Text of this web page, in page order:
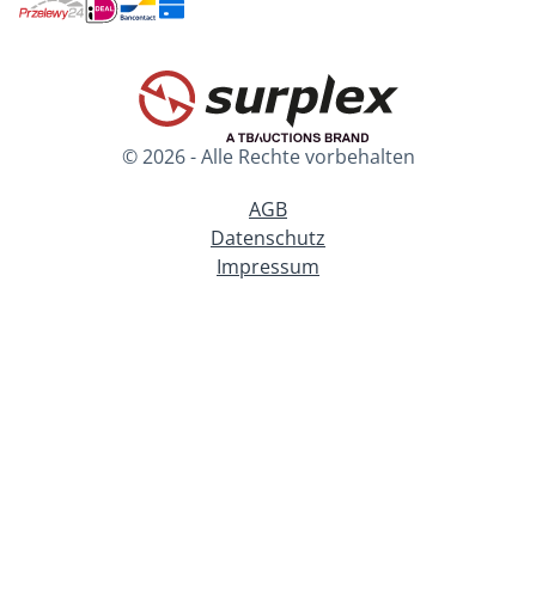
© 2026 - Alle Rechte vorbehalten
AGB
Datenschutz
Impressum